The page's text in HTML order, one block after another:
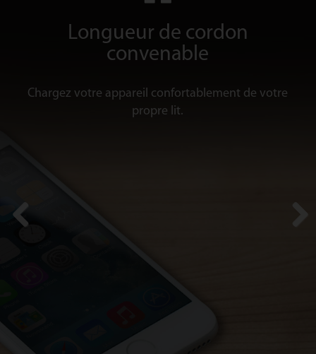
Longueur de cordon
convenable
Chargez votre appareil confortablement de votre
propre lit.